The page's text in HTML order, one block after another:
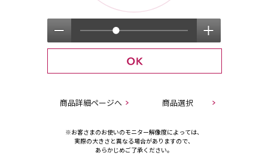
商品詳細ページへ 商品選択
※お客さまのお使いのモニター解像度によっては、
実際の大きさと異なる場合がありますので、
あらかじめご了承ください。